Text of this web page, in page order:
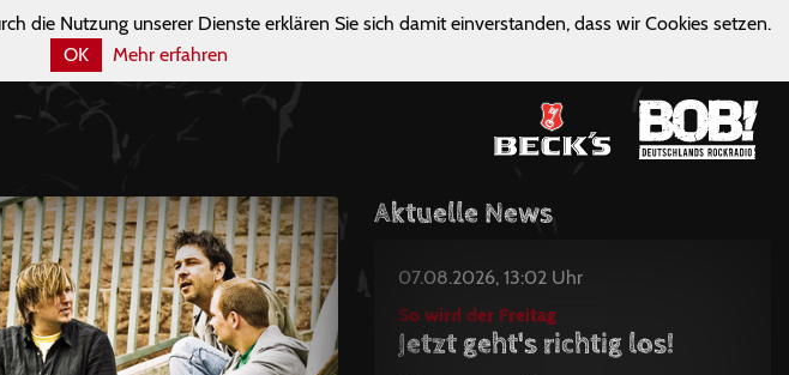
die Nutzung unserer Dienste erklären Sie sich damit einverstanden, dass wir Cookies setzen.
OK
Mehr erfahren
Aktuelle News
07.08.2026, 13:02 Uhr
So wird der Freitag
Jetzt geht's richtig los!